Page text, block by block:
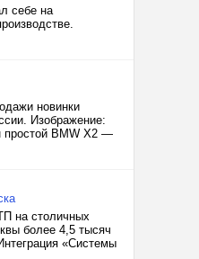
себе на
новинки
Изображение:
простой BMW X2 —
на столичных
более 4,5 тысяч
«Системы